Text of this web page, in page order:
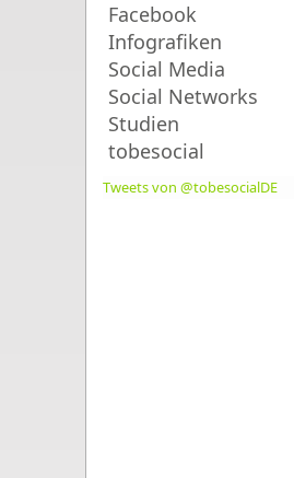
Facebook
Infografiken
Social Media
Social Networks
Studien
tobesocial
Tweets von @tobesocialDE